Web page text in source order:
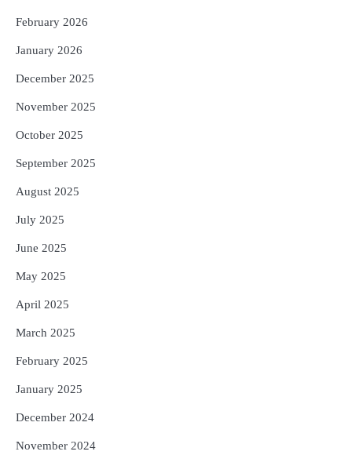
February 2026
January 2026
December 2025
November 2025
October 2025
September 2025
August 2025
July 2025
June 2025
May 2025
April 2025
March 2025
February 2025
January 2025
December 2024
November 2024